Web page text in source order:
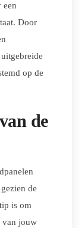
een
Door
op de
de
de
is om
van jouw